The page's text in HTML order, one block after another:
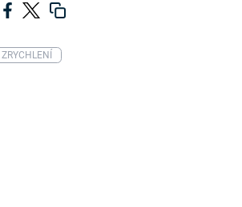
ZRYCHLENÍ